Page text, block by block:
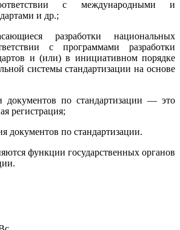
с международными и
и др.;
разработки национальных
с программами разработки
и (или) в инициативном порядке
системы стандартизации на основе
документов по стандартизации — это
регистрация;
документов по стандартизации.
функции государственных органов